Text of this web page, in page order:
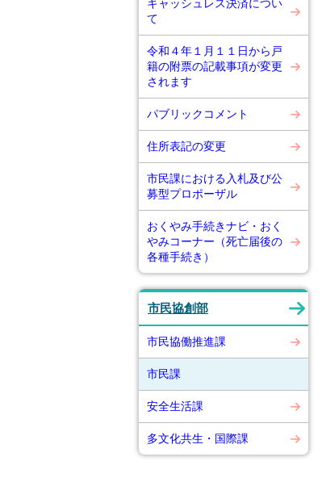
キャッシュレス決済につい
て
令和４年１月１１日から戸
籍の附票の記載事項が変更
されます
パブリックコメント
住所表記の変更
市民課における入札及び公
募型プロポーザル
おくやみ手続きナビ・おく
やみコーナー（死亡届後の
各種手続き）
市民協創部
市民協働推進課
市民課
安全生活課
多文化共生・国際課